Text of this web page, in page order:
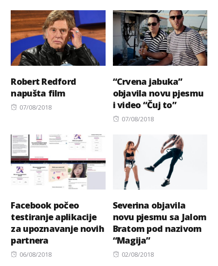
Robert Redford
napušta film
Posted
07/08/2018
“Crvena jabuka”
objavila novu pjesmu
i video “Čuj to”
Posted
07/08/2018
Facebook počeo
testiranje aplikacije
za upoznavanje novih
partnera
Posted
06/08/2018
Severina objavila
novu pjesmu sa Jalom
Bratom pod nazivom
“Magija”
Posted
02/08/2018